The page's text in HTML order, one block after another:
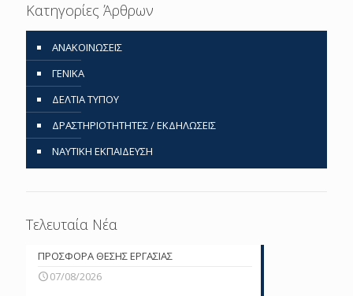
Κατηγορίες Άρθρων
ΑΝΑΚΟΙΝΩΣΕΙΣ
ΓΕΝΙΚΑ
ΔΕΛΤΙΑ ΤΥΠΟΥ
ΔΡΑΣΤΗΡΙΟΤΗΤΗΤΕΣ / ΕΚΔΗΛΩΣΕΙΣ
ΝΑΥΤΙΚΗ ΕΚΠΑΙΔΕΥΣΗ
Τελευταία Νέα
ΠΡΟΣΦΟΡΑ ΘΕΣΗΣ ΕΡΓΑΣΙΑΣ
07/08/2026